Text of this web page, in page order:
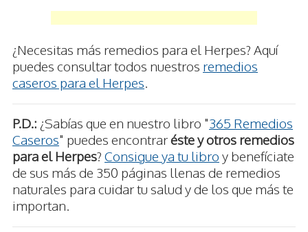
¿Necesitas más remedios para el Herpes? Aquí
puedes consultar todos nuestros remedios
caseros para el Herpes.
P.D.: ¿Sabías que en nuestro libro "365 Remedios
Caseros" puedes encontraréste y otros remedios
para el Herpes? Consigue ya tu libro y benefíciate
de sus más de 350 páginas llenas de remedios
naturales para cuidar tu salud y de los que más te
importan.